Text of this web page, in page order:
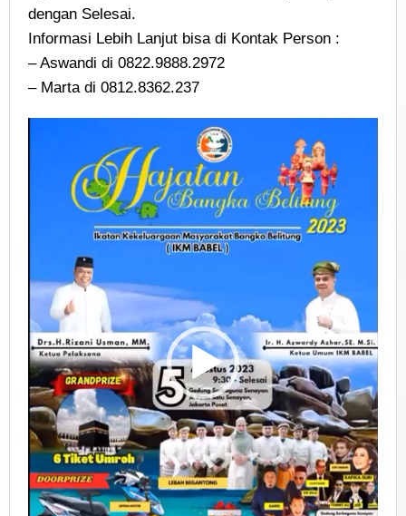
dengan Selesai.
Informasi Lebih Lanjut bisa di Kontak Person :
– Aswandi di 0822.9888.2972
– Marta di 0812.8362.237